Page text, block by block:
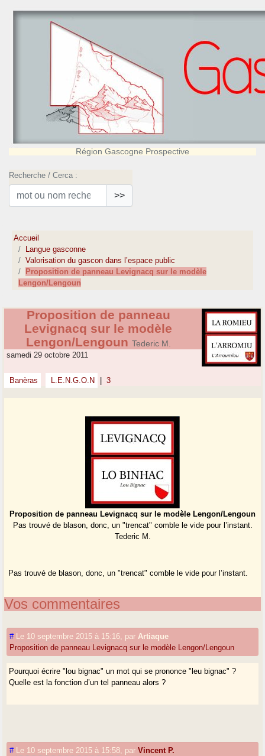
Région Gascogne Prospective
Recherche / Cerca :
>>
Accueil
Langue gasconne
Valorisation du gascon dans l’espace public
Proposition de panneau Levignacq sur le modèle
Lengon/Lengoun
Proposition de panneau
Levignacq sur le modèle
Lengon/Lengoun Tederic M.
samedi 29 octobre 2011
Banèras L.E.N.G.O.N 3
Proposition de panneau Levignacq sur le modèle Lengon/Lengoun
Pas trouvé de blason, donc, un "trencat" comble le vide pour l’instant.
Tederic M.
Pas trouvé de blason, donc, un "trencat" comble le vide pour l’instant.
Vos commentaires
# Le 10 septembre 2015 à 15:16 par Artiaque
Proposition de panneau Levignacq sur le modèle Lengon/Lengoun
Pourquoi écrire "lou bignac" un mot qui se prononce "leu bignac" ?
Quelle est la fonction d’un tel panneau alors ?
# Le 10 septembre 2015 à 15:58 parVincent P.